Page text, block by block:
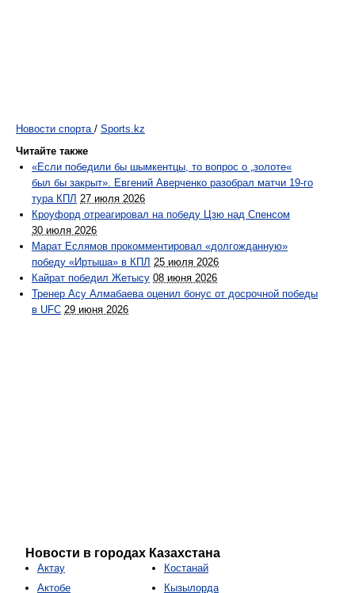
Новости спорта / Sports.kz
Читайте также
«Если победили бы шымкентцы, то вопрос о „золоте«
был бы закрыт». Евгений Аверченко разобрал матчи 19-го
тура КПЛ 27 июля 2026
Кроуфорд отреагировал на победу Цзю над Спенсом
30 июля 2026
Марат Еслямов прокомментировал «долгожданную»
победу «Иртыша» в КПЛ 25 июля 2026
Кайрат победил Жетысу 08 июня 2026
Тренер Асу Алмабаева оценил бонус от досрочной победы
в UFC 29 июня 2026
Новости в городах Казахстана
Актау
Актобе
Костанай
Кызылорда